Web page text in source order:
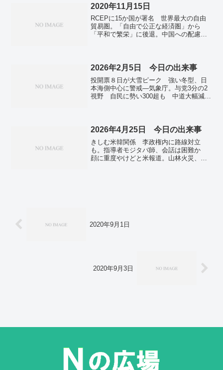
が評価 防衛費増前倒し、５割弱が支
持…時事世論調査。食料品の消費税率を
期間限定でゼロにする 賛成６０．２％
…時事世論調査。「長生きしてほしかっ
た」 昭恵夫人の心情、公判の証拠に…
除任務開始 ライフル銃使用「安全守り
抜く」…秋田、岩手で出動式。省人化徹
底の新型哨戒艦が進水式 「さくら」
「たちばな」と命名。１セント硬貨の製
造終了 ２３２年の歴史に幕…米。
2020年11月15日
RCEPに15か国が署名 世界最大の自由
貿易圏。「自由で公正な経済圏」から
「平和で繁栄」に後退。中国への配慮が
「勝利」に初めて言及 １時間後に打ち
2026年2月5日 今日の出来事
投開票８日が大雪ピーク 強い冬型、日
本海側中心に警戒―気象庁。与党3分の2
視野 自民に勢い300超も 中道大幅減
止方針 首相「もはや容認できず」。
2026年4月25日 今日の出来事
きしむ米韓関係 李政権内に路線対立
も。指導者モジタバ師、会話は困難か
顔に重度やけどと米報道。山林火災、鎮
2020年9月1日
2020年9月3日